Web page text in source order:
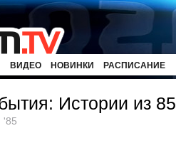
ВИДЕО НОВИНКИ РАСПИСАНИЕ
Истории из
'85